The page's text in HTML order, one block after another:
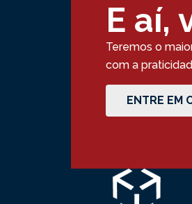
E aí,
Teremos o
com a
ENTRE EM